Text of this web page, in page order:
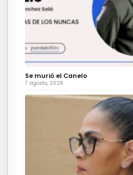
Se murió el Canelo
7 agosto, 2026